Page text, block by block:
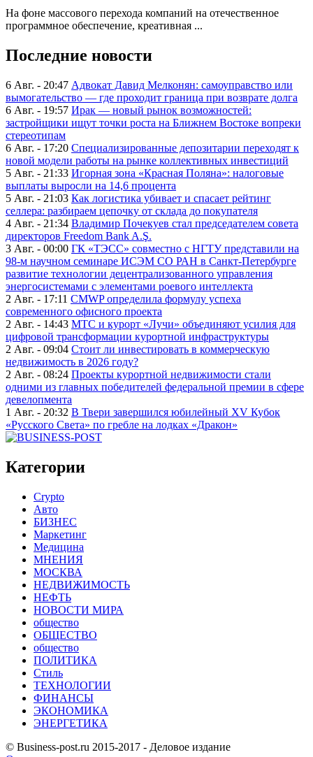
На фоне массового перехода компаний на отечественное
программное обеспечение, креативная ...
Последние новости
6 Авг. - 20:47 Адвокат Давид Мелконян: самоуправство или
вымогательство — где проходит граница при возврате долга
6 Авг. - 19:57 Ирак — новый рынок возможностей:
застройщики ищут точки роста на Ближнем Востоке вопреки
стереотипам
6 Авг. - 17:20 Специализированные депозитарии переходят к
новой модели работы на рынке коллективных инвестиций
5 Авг. - 21:33 Игорная зона «Красная Поляна»: налоговые
выплаты выросли на 14,6 процента
5 Авг. - 21:03 Как логистика убивает и спасает рейтинг
селлера: разбираем цепочку от склада до покупателя
4 Авг. - 21:34 Владимир Почекуев стал председателем совета
директоров Freedom Bank A.Ş.
3 Авг. - 00:00 ГК «ТЭСС» совместно с НГТУ представили на
98-м научном семинаре ИСЭМ СО РАН в Санкт-Петербурге
развитие технологии децентрализованного управления
энергосистемами с элементами роевого интеллекта
2 Авг. - 17:11 CMWP определила формулу успеха
современного офисного проекта
2 Авг. - 14:43 МТС и курорт «Лучи» объединяют усилия для
цифровой трансформации курортной инфраструктуры
2 Авг. - 09:04 Стоит ли инвестировать в коммерческую
недвижимость в 2026 году?
2 Авг. - 08:24 Проекты курортной недвижимости стали
одними из главных победителей федеральной премии в сфере
девелопмента
1 Авг. - 20:32 В Твери завершился юбилейный XV Кубок
«Русского Света» по гребле на лодках «Дракон»
Категории
Crypto
Авто
БИЗНЕС
Маркетинг
Медицина
МНЕНИЯ
МОСКВА
НЕДВИЖИМОСТЬ
НЕФТЬ
НОВОСТИ МИРА
общество
ОБЩЕСТВО
общество
ПОЛИТИКА
Стиль
ТЕХНОЛОГИИ
ФИНАНСЫ
ЭКОНОМИКА
ЭНЕРГЕТИКА
© Business-post.ru 2015-2017 - Деловое издание